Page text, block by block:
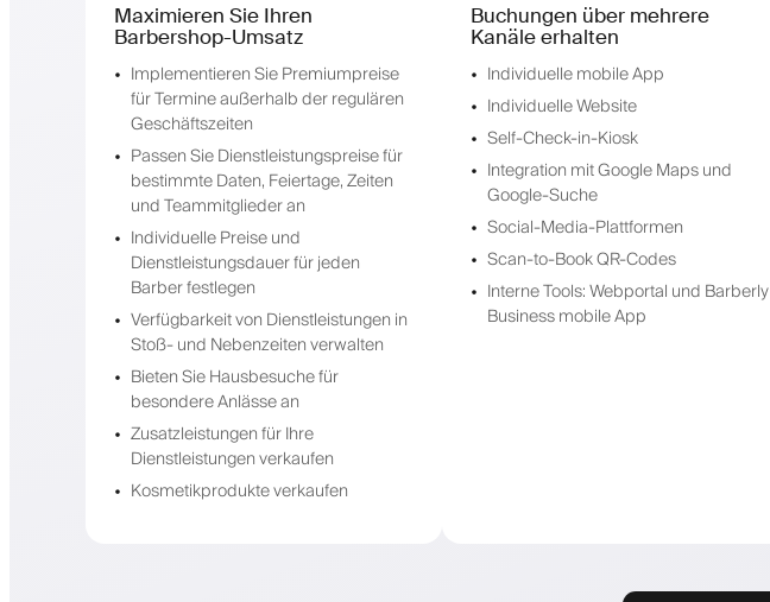
Maximieren Sie Ihren
Barbershop-Umsatz
Implementieren Sie Premiumpreise
für Termine außerhalb der regulären
Geschäftszeiten
Passen Sie Dienstleistungspreise für
bestimmte Daten, Feiertage, Zeiten
und Teammitglieder an
Individuelle Preise und
Dienstleistungsdauer für jeden
Barber festlegen
Verfügbarkeit von Dienstleistungen in
Stoß- und Nebenzeiten verwalten
Bieten Sie Hausbesuche für
besondere Anlässe an
Zusatzleistungen für Ihre
Dienstleistungen verkaufen
Kosmetikprodukte verkaufen
Buchungen über mehrere
Kanäle erhalten
Individuelle mobile App
Individuelle Website
Self-Check-in-Kiosk
Integration mit Google Maps und
Google-Suche
Social-Media-Plattformen
Scan-to-Book QR-Codes
Interne Tools: Webportal und Barberly
Business mobile App